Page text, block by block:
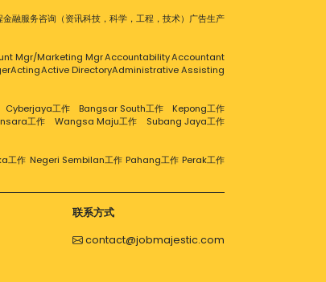
金融服务咨询（资讯科技，科学，工程，技术） 广告生产
Mgr/Marketing MgrAccountabilityAccountant
ActingActive DirectoryAdministrative Assisting
Cyberjaya工作 Bangsar South工作
Kepong工作
工作 Wangsa Maju工作
Subang Jaya工作
工作 Negeri Sembilan工作 Pahang工作 Perak工作
联系方式
contact@jobmajestic.com